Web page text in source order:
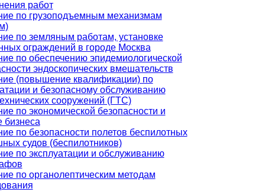
работ
по грузоподъемным механизмам
по земляным работам, установке
ограждений в городе Москва
по обеспечению эпидемиологической
эндоскопических вмешательств
(повышение квалификации) по
и безопасному обслуживанию
сооружений (ГТС)
по экономической безопасности и
бизнеса
по безопасности полетов беспилотных
судов (беспилотников)
по эксплуатации и обслуживанию
по органолептическим методам